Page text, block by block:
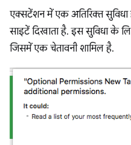
एक्सटेंशन में एक अतिरिक्त
साइटें दिखाता है. इस सुविधा के
जिसमें एक चेतावनी शामिल है.